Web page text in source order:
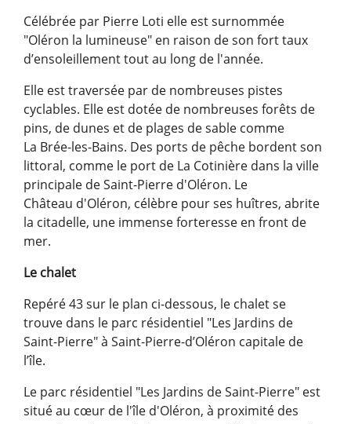
Célébrée par Pierre Loti elle est surnommée
"Oléron la lumineuse" en raison de son fort taux
d’ensoleillement tout au long de l'année.
Elle est traversée par de nombreuses pistes
cyclables. Elle est dotée de nombreuses forêts de
pins, de dunes et de plages de sable comme
La Brée-les-Bains. Des ports de pêche bordent son
littoral, comme le port de La Cotinière dans la ville
principale de Saint-Pierre d'Oléron. Le
Château d'Oléron, célèbre pour ses huîtres, abrite
la citadelle, une immense forteresse en front de
mer.
Le chalet
Repéré 43 sur le plan ci-dessous, le chalet se
trouve dans le parc résidentiel "Les Jardins de
Saint-Pierre" à Saint-Pierre-d’Oléron capitale de
l’île.
Le parc résidentiel "Les Jardins de Saint-Pierre" est
situé au cœur de l'île d'Oléron, à proximité des